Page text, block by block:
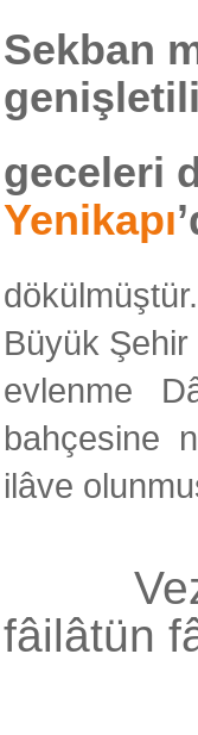
Sekban
geceleri
Yenikapı
Büyük Şehir
evlenme
bahçesine
ilâve
fâilâtün